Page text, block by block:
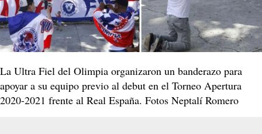
La Ultra Fiel del Olimpia organizaron un banderazo para
apoyar a su equipo previo al debut en el Torneo Apertura
2020-2021 frente al Real España. Fotos Neptalí Romero